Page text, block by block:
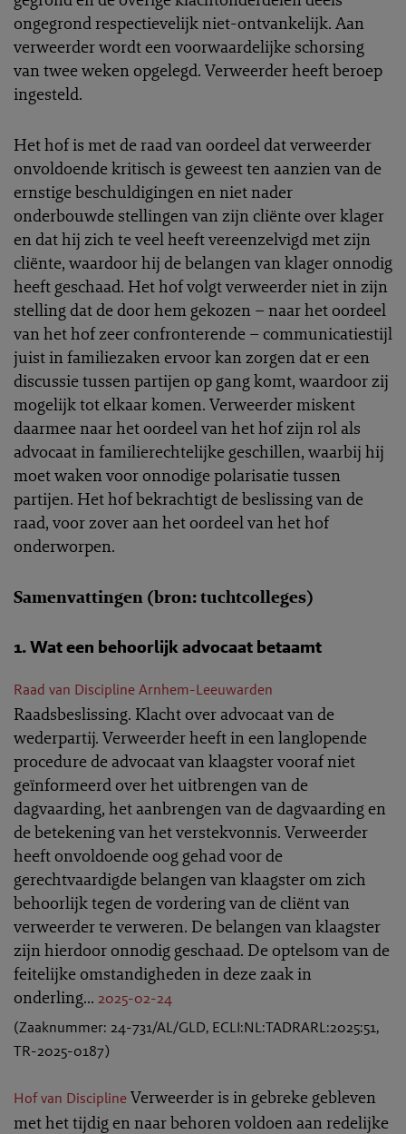
ongegrond respectievelijk niet-ontvankelijk. Aan
verweerder wordt een voorwaardelijke schorsing
van twee weken opgelegd. Verweerder heeft beroep
ingesteld.
Het hof is met de raad van oordeel dat verweerder
onvoldoende kritisch is geweest ten aanzien van de
ernstige beschuldigingen en niet nader
onderbouwde stellingen van zijn cliënte over klager
en dat hij zich te veel heeft vereenzelvigd met zijn
cliënte, waardoor hij de belangen van klager onnodig
heeft geschaad. Het hof volgt verweerder niet in zijn
stelling dat de door hem gekozen – naar het oordeel
van het hof zeer confronterende – communicatiestijl
juist in familiezaken ervoor kan zorgen dat er een
discussie tussen partijen op gang komt, waardoor zij
mogelijk tot elkaar komen. Verweerder miskent
daarmee naar het oordeel van het hof zijn rol als
advocaat in familierechtelijke geschillen, waarbij hij
moet waken voor onnodige polarisatie tussen
partijen. Het hof bekrachtigt de beslissing van de
raad, voor zover aan het oordeel van het hof
onderworpen.
Samenvattingen (bron: tuchtcolleges)
1. Wat een behoorlijk advocaat betaamt
Raad van Discipline Arnhem-Leeuwarden
Raadsbeslissing. Klacht over advocaat van de
wederpartij. Verweerder heeft in een langlopende
procedure de advocaat van klaagster vooraf niet
geïnformeerd over het uitbrengen van de
dagvaarding, het aanbrengen van de dagvaarding en
de betekening van het verstekvonnis. Verweerder
heeft onvoldoende oog gehad voor de
gerechtvaardigde belangen van klaagster om zich
behoorlijk tegen de vordering van de cliënt van
verweerder te verweren. De belangen van klaagster
zijn hierdoor onnodig geschaad. De optelsom van de
feitelijke omstandigheden in deze zaak in
onderling... 2025-02-24
(Zaaknummer: 24-731/AL/GLD, ECLI:NL:TADRARL:2025:51,
TR-2025-0187)
Hof van DisciplineVerweerder is in gebreke gebleven
met het tijdig en naar behoren voldoen aan redelijke